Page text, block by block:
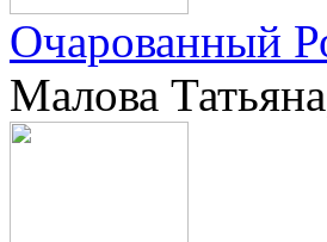
Очарованный
Малова